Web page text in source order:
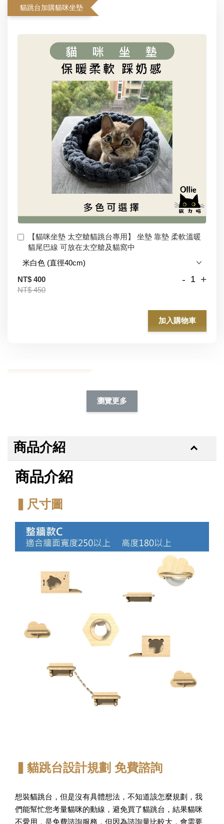
貓跳台加購貓咪坐墊
【貓咪坐墊 太空艙貓跳台專用】 坐墊 靠墊 柔軟溫暖
貓尾巴線 可放在太空艙及貓窩中
NT$ 400
NT$ 450
- +
加入購物車
寵物除臭噴霧 貓尿、狗尿除臭 日本專利柿子單寧 真正
瀏覽更多
商品介紹
商品介紹
▍尺寸圖
▍貓跳台設計規劃 免費諮詢
想裝貓跳台，但是沒有具體想法，不知道該怎麼規劃，我
們能幫忙您考量貓咪的動線，避免買了貓跳台，結果貓咪
不愛用，是免費諮詢服務，但因為諮詢量比較大，會需要